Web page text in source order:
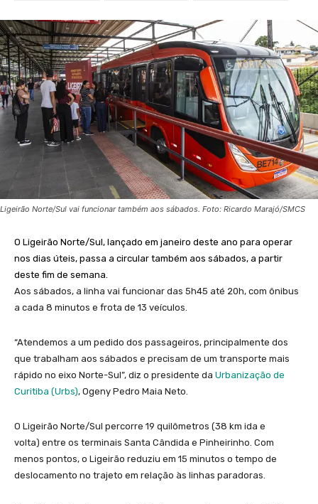
Ligeirão Norte/Sul vai funcionar também aos sábados. Foto: Ricardo Marajó/SMCS
O Ligeirão Norte/Sul, lançado em janeiro deste ano para operar
nos dias úteis, passa a circular também aos sábados, a partir
deste fim de semana.
Aos sábados, a linha vai funcionar das 5h45 até 20h, com ônibus
a cada 8 minutos e frota de 13 veículos.
“Atendemos a um pedido dos passageiros, principalmente dos
que trabalham aos sábados e precisam de um transporte mais
rápido no eixo Norte-Sul”, diz o presidente da Urbanização de
Curitiba (Urbs), Ogeny Pedro Maia Neto.
O Ligeirão Norte/Sul percorre 19 quilômetros (38 km ida e
volta) entre os terminais Santa Cândida e Pinheirinho. Com
menos pontos, o Ligeirão reduziu em 15 minutos o tempo de
deslocamento no trajeto em relação às linhas paradoras.